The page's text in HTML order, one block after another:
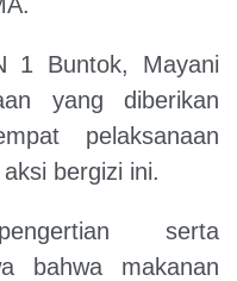
1 Buntok, Mayani
yang diberikan
pelaksanaan
bergizi ini.
serta
bahwa makanan